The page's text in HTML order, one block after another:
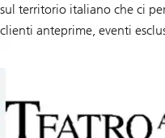
sul territorio italiano che ci
clienti anteprime, eventi